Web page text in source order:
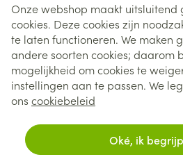
Onze webshop maakt uitsluitend
cookies. Deze cookies zijn
te laten functioneren. We maken
andere soorten cookies; daarom
mogelijkheid om cookies te
instellingen aan te passen. We
ons cookiebeleid
Oké, ik
Juridische links